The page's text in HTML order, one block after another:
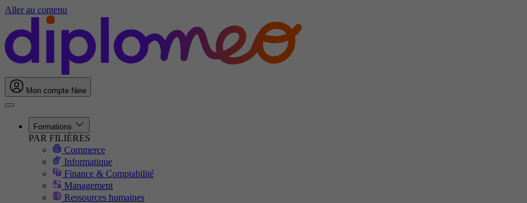
Aller au contenu
Mon compte New
Formations
PAR FILIÈRES
Commerce
Informatique
Finance & Comptabilité
Management
Ressources humaines